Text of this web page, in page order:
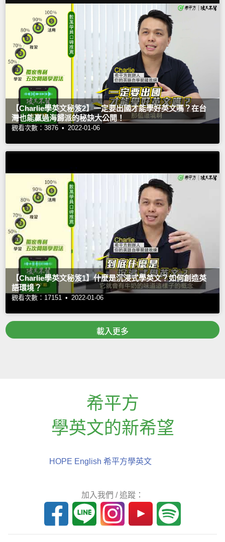
【Charlie學英文秘笈2】一定要出國才能學好英文嗎？在台
灣也能贏過海歸派的秘訣大公開！
觀看次數：3876 • 2022-01-06
【Charlie學英文秘笈1】什麼是沉浸式學英文？如何創造英
語環境？
觀看次數：17151 • 2022-01-06
載入更多
希平方
學英文的新希望
HOPE English 希平方學英文
加入我們 / 追蹤：